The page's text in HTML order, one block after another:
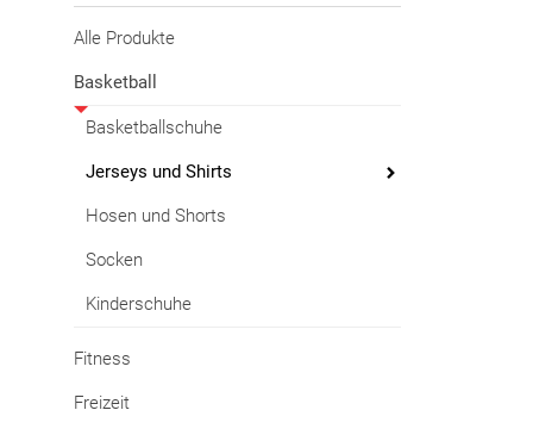
Alle Produkte
Basketball
Basketballschuhe
Jerseys und Shirts
Hosen und Shorts
Socken
Kinderschuhe
Fitness
Freizeit